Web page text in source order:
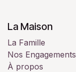
La Maison
La Famille
Nos Engagements
À propos